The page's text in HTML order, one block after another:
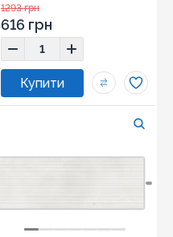
1293 грн
616 грн